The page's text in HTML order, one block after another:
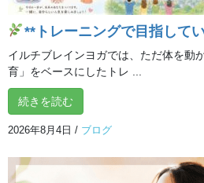
**トレーニングで目指して
イルチブレインヨガでは、ただ体を動
育」をベースにしたトレ ...
続きを読む
2026年8月4日 / ブログ